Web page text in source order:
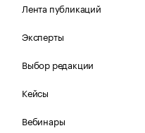
Лента публикаций
Эксперты
Выбор редакции
Кейсы
Вебинары